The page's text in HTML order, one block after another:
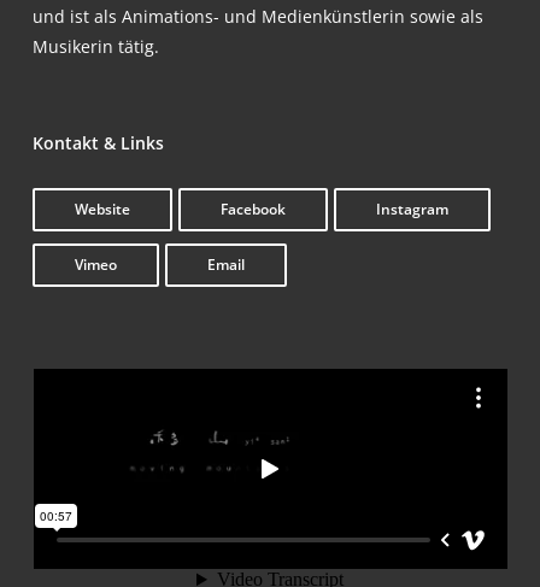
und ist als Ani­ma­ti­ons- und Medi­en­künst­le­rin sowie als
Musi­ke­rin tätig.
Kon­takt & Links
Web­site Face­book Insta­gram
Vimeo Email